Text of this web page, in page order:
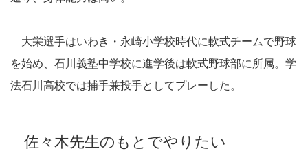
大栄選手はいわき・永崎小学校時代に軟式チームで野球
を始め、石川義塾中学校に進学後は軟式野球部に所属。学
法石川高校では捕手兼投手としてプレーした。
佐々木先生のもとでやりたい